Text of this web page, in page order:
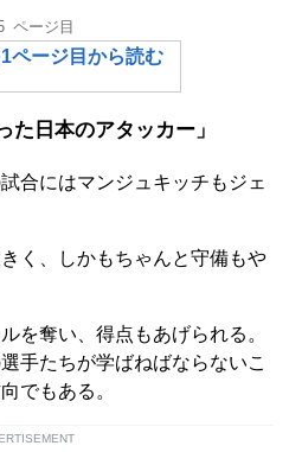
ページ目
ページ目から読む
た日本のアタッカー」
合にはマンジュキッチもジェ
、しかもちゃんと守備もや
を奪い、得点もあげられる。
手たちが学ばねばならないこ
でもある。